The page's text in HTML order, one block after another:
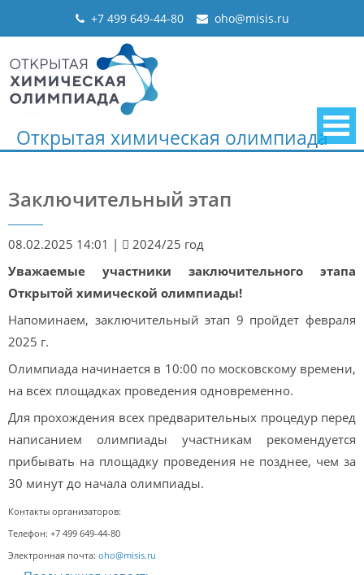
+7 499 649-44-80 oho@misis.ru
Открытая химическая олимпиада
Заключительный этап
08.02.2025 14:01 |
2024/25 год
Уважаемые участники заключительного этапа
Открытой химической олимпиады!
Напоминаем, заключительный этап 9 пройдет февраля
2025 г.
Олимпиада начинается в 10:00 по московскому времени,
на всех площадках проведения одновременно.
Для прохождения всех предварительных процедур перед
написанием олимпиады участникам рекомендуется
прибывать на площадку проведения не позднее, чем за
30 минут до начала олимпиады.
Контакты организаторов:
Телефон: +7 499 649-44-80
Электронная почта: oho@misis.ru